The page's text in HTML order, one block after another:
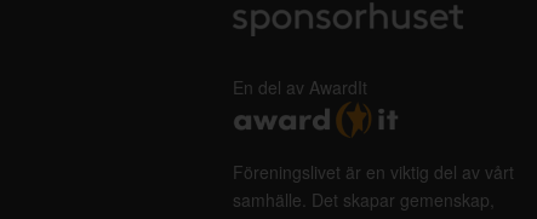
En del av AwardIt
Föreningslivet är en viktig del av vårt
samhälle. Det skapar gemenskap,